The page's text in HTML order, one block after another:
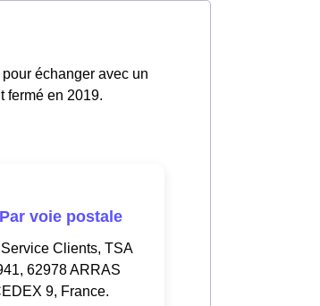
échanger avec un
fermé en 2019.
voie postale
Clients, TSA
62978 ARRAS
9, France.